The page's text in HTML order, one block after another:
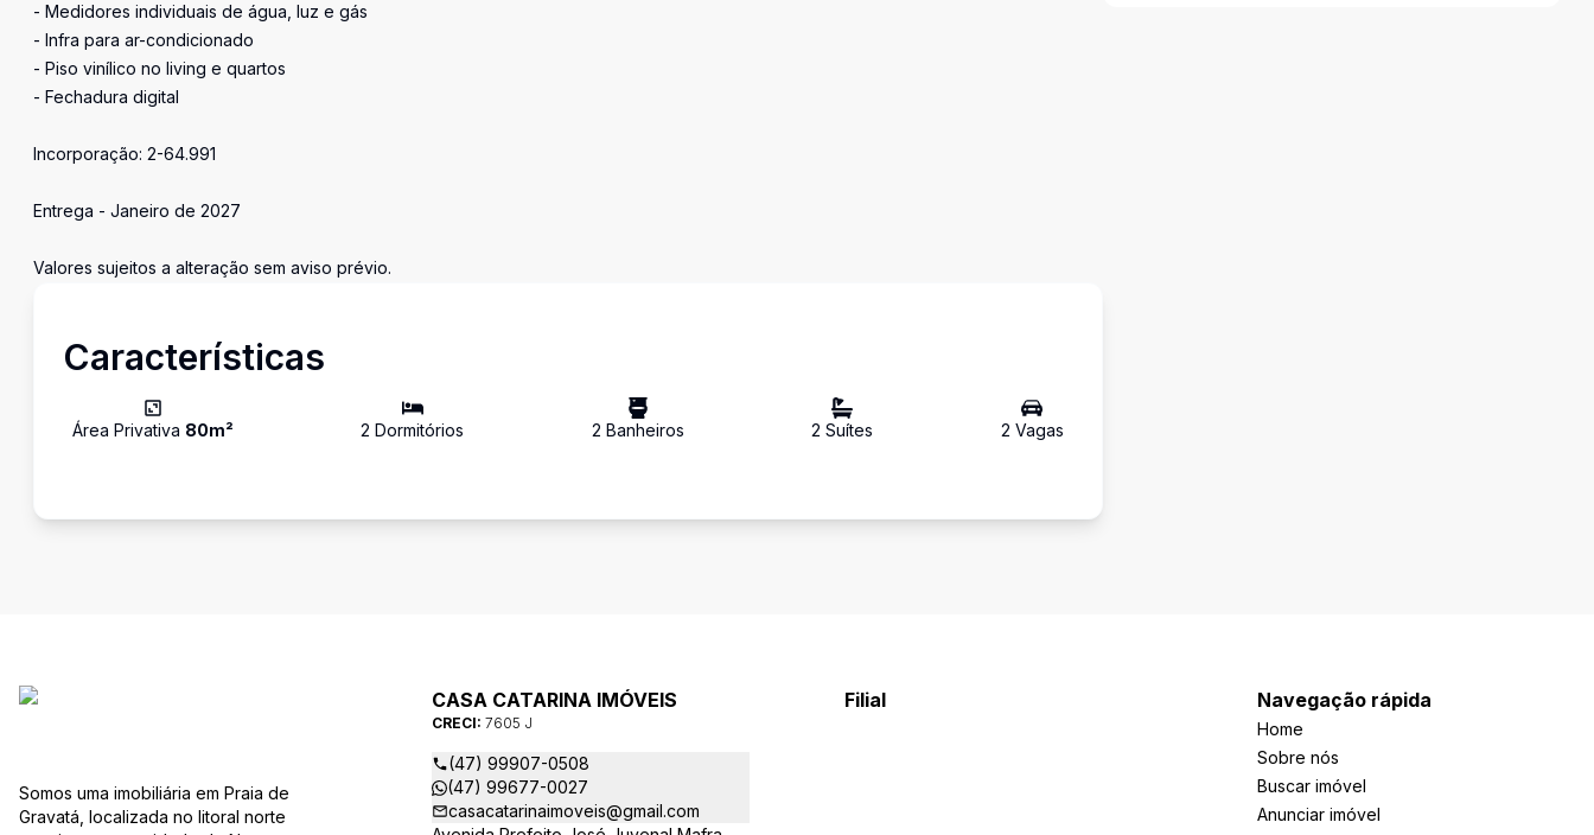
- Medidores individuais de água, luz e gás
- Infra para ar-condicionado
- Piso vinílico no living e quartos
- Fechadura digital
Incorporação: 2-64.991
Entrega - Janeiro de 2027
Valores sujeitos a alteração sem aviso prévio.
Características
Área Privativa 80m² 2 Dormitórios 2 Banheiros 2 Suítes 2 Vagas
Somos uma imobiliária em Praia de
Gravatá, localizada no litoral norte
CASA CATARINA IMÓVEIS
CRECI: 7605 J
(47) 99907-0508
(47) 99677-0027
casacatarinaimoveis@gmail.com
Filial Navegação rápida
Home
Sobre nós
Buscar imóvel
Anunciar imóvel